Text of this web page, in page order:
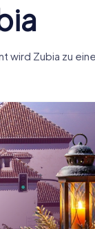
wird Zubia zu